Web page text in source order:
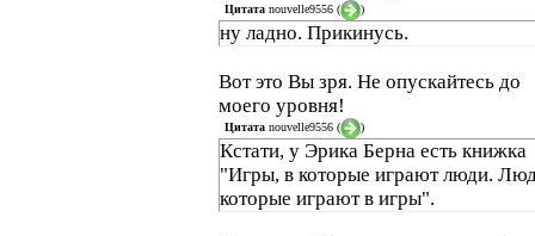
Цитата nouvelle9556 ( )
ну ладно. Прикинусь.
Вот это Вы зря. Не опускайтесь до
моего уровня!
Цитата nouvelle9556 ( )
Кстати, у Эрика Берна есть книжка
"Игры, в которые играют люди.
которые играют в игры".